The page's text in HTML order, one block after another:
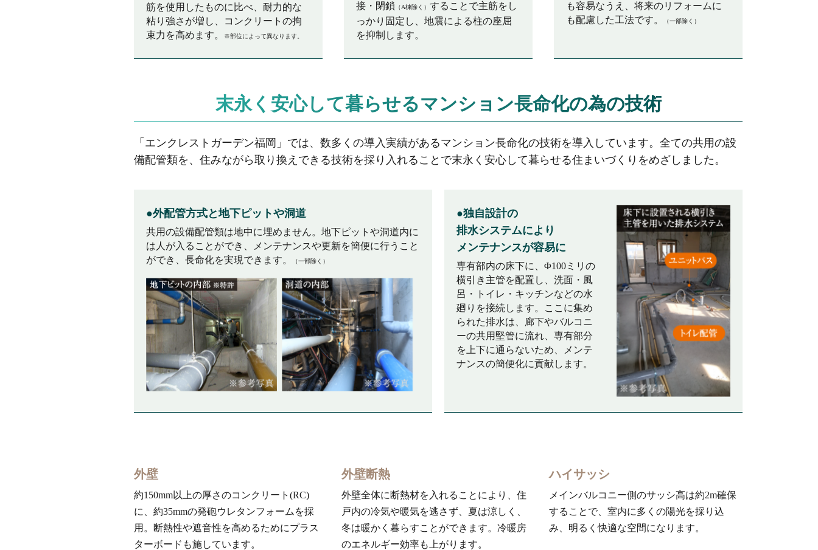
筋を使用したものに比べ、耐力的な
粘り強さが増し、コンクリートの拘
束力を高めます。
※部位によって異なります。
接・閉鎖 （A棟除く） することで主筋をし
っかり固定し、地震による柱の座屈
を抑制します。
も容易なうえ、将来のリフォームに
も配慮した工法です。
（一部除く）
末永く安心して暮らせるマンション長命化の為の技術
「エンクレストガーデン福岡」では、数多くの導入実績があるマンション長命化の技術を導入しています。全ての共用の設
備配管類を、住みながら取り換えできる技術を採り入れることで末永く安心して暮らせる住まいづくりをめざしました。
●外配管方式と地下ピットや洞道
共用の設備配管類は地中に埋めません。地下ピットや洞道内に
は人が入ることができ、メンテナンスや更新を簡便に行うこと
ができ、長命化を実現できます。
（一部除く）
●独自設計の
排水システムにより
メンテナンスが容易に
専有部内の床下に、Φ100ミリの
横引き主管を配置し、洗面・風
呂・トイレ・キッチンなどの水
廻りを接続します。ここに集め
られた排水は、廊下やバルコニ
ーの共用堅管に流れ、専有部分
を上下に通らないため、メンテ
ナンスの簡便化に貢献します。
外壁
約150mm以上の厚さのコンクリート(RC)
に、約35mmの発砲ウレタンフォームを採
用。断熱性や遮音性を高めるためにプラス
ターボードも施しています。
外壁断熱
外壁全体に断熱材を入れることにより、住
戸内の冷気や暖気を逃さず、夏は涼しく、
冬は暖かく暮らすことができます。冷暖房
のエネルギー効率も上がります。
ハイサッシ
メインバルコニー側のサッシ高は約2m確保
することで、室内に多くの陽光を採り込
み、明るく快適な空間になります。